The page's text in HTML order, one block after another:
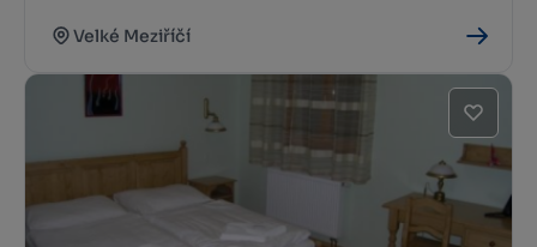
Velké Meziříčí